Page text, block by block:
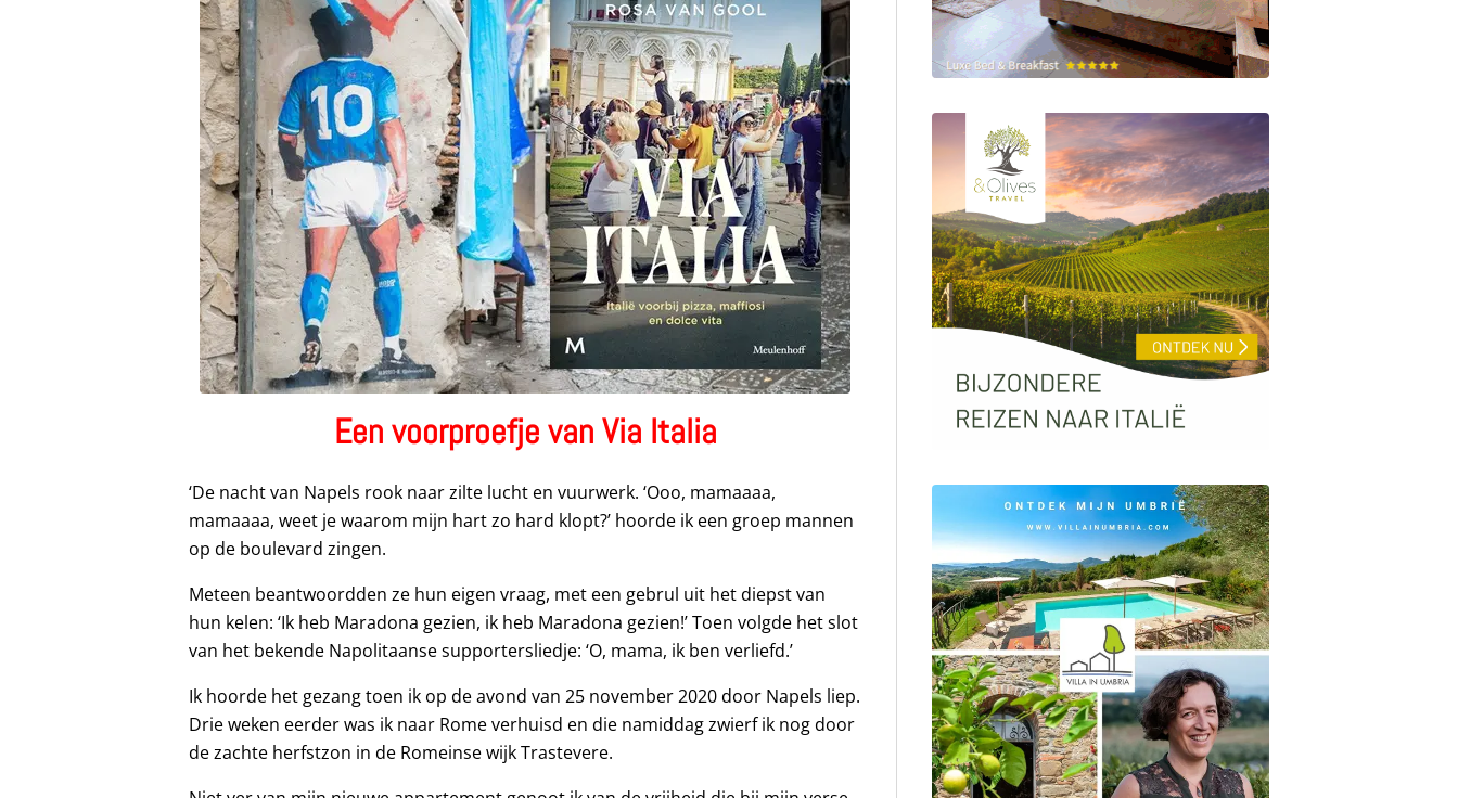
Een voorproefje van Via Italia
‘De nacht van Napels rook naar zilte lucht en vuurwerk. ‘Ooo, mamaaaa,
mamaaaa, weet je waarom mijn hart zo hard klopt?’ hoorde ik een groep mannen
op de boulevard zingen.
Meteen beantwoordden ze hun eigen vraag, met een gebrul uit het diepst van
hun kelen: ‘Ik heb Maradona gezien, ik heb Maradona gezien!’ Toen volgde het slot
van het bekende Napolitaanse supportersliedje: ‘O, mama, ik ben verliefd.’
Ik hoorde het gezang toen ik op de avond van 25 november 2020 door Napels liep.
Drie weken eerder was ik naar Rome verhuisd en die namiddag zwierf ik nog door
de zachte herfstzon in de Romeinse wijk Trastevere.